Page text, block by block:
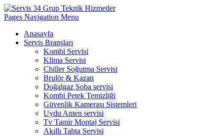
Pages Navigation Menu
Anasayfa
Servis Branşları
Kombi Servisi
Klima Servisi
Chiller Soğutma Servisi
Brulör & Kazan
Doğalgaz Soba servisi
Kombi Petek Temizliği
Güvenlik Kamerası Sistemleri
Uydu Anten servisi
Tv Tamir Montaj Servisi
Akıllı Tahta Servisi